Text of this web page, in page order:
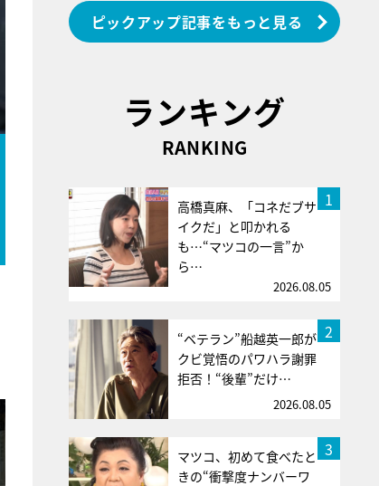
ピックアップ記事をもっと見る
ランキング
RANKING
1
高橋真麻、「コネだブサ
イクだ」と叩かれる
も…“マツコの一言”か
ら…
2026.08.05
2
“ベテラン”船越英一郎が
クビ覚悟のパワハラ謝罪
拒否！“後輩”だけ…
2026.08.05
3
マツコ、初めて食べたと
きの“衝撃度ナンバーワ